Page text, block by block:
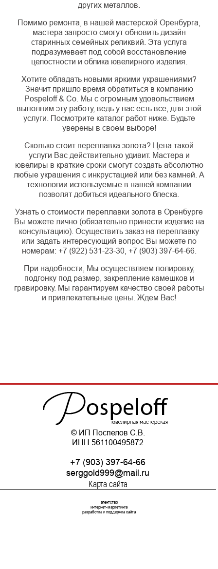
других металлов.
Помимо ремонта, в нашей мастерской Оренбурга,
мастера запросто смогут обновить дизайн
старинных семейных реликвий. Эта услуга
подразумевает под собой восстановление
целостности и облика ювелирного изделия.
Хотите обладать новыми яркими украшениями?
Значит пришло время обратиться в компанию
Pospeloff & Co. Мы с огромным удовольствием
выполним эту работу, ведь у нас есть все, для этой
услуги. Посмотрите каталог работ ниже. Будьте
уверены в своем выборе!
Сколько стоит переплавка золота? Цена такой
услуги Вас действительно удивит. Мастера и
ювелиры в краткие сроки смогут создать абсолютно
любые украшения с инкрустацией или без камней. А
технологии используемые в нашей компании
позволят добиться идеального блеска.
Узнать о стоимости переплавки золота в Оренбурге
Вы можете лично (обязательно принести изделие на
консультацию). Осуществить заказ на переплавку
или задать интересующий вопрос Вы можете по
номерам: +7 (922) 531-23-30, +7 (903) 397-64-66.
При надобности, Мы осуществляем полировку,
подгонку под размер, закрепление камешков и
гравировку. Мы гарантируем качество своей работы
и привлекательные цены. Ждем Вас!
© ИП Поспелов С.В.
ИНН 561100495872
+7 (903) 397-64-66
serggold999@mail.ru
Карта сайта
агентство
интернет-маркетинга
разработка и поддержка сайта